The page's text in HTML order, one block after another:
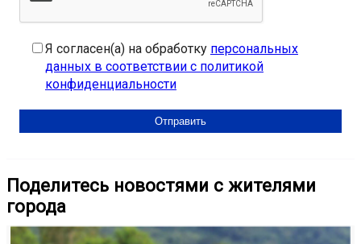
Я согласен(а) на обработку персональных
данных в соответствии с политикой
конфиденциальности
Поделитесь новостями с жителями
города